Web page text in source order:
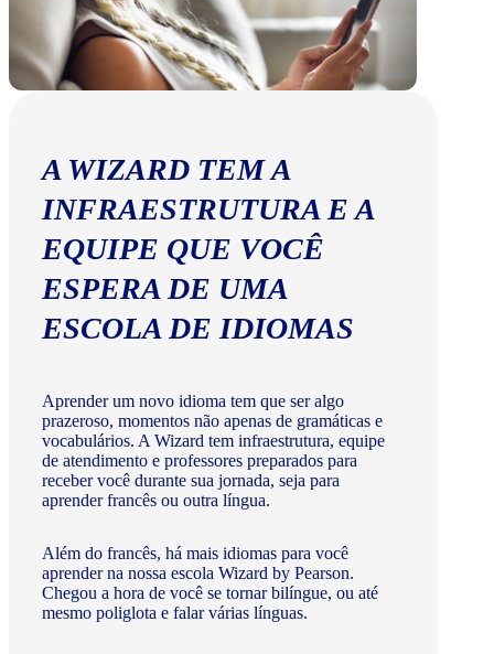
A WIZARD TEM A
INFRAESTRUTURA E A
EQUIPE QUE VOCÊ
ESPERA DE UMA
ESCOLA DE IDIOMAS
Aprender um novo idioma tem que ser algo
prazeroso, momentos não apenas de gramáticas e
vocabulários. A Wizard tem infraestrutura, equipe
de atendimento e professores preparados para
receber você durante sua jornada, seja para
aprender francês ou outra língua.
Além do francês, há mais idiomas para você
aprender na nossa escola Wizard by Pearson.
Chegou a hora de você se tornar bilíngue, ou até
mesmo poliglota e falar várias línguas.